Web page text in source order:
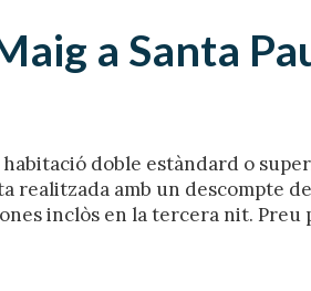
a Santa
doble estàndard o
realitzada amb un descompte
inclòs en la tercera nit. Preu